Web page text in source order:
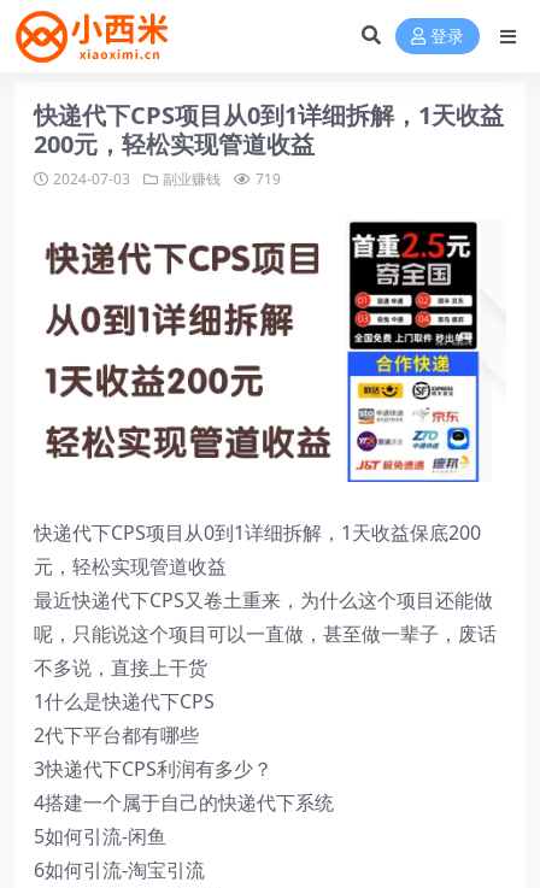
登录
快递代下CPS项目从0到1详细拆解，1天收益
200元，轻松实现管道收益
2024-07-03 副业赚钱 719
快递代下CPS项目从0到1详细拆解，1天收益保底200
元，轻松实现管道收益
最近快递代下CPS又卷土重来，为什么这个项目还能做
呢，只能说这个项目可以一直做，甚至做一辈子，废话
不多说，直接上干货
1什么是快递代下CPS
2代下平台都有哪些
3快递代下CPS利润有多少？
4搭建一个属于自己的快递代下系统
5如何引流-闲鱼
6如何引流-淘宝引流